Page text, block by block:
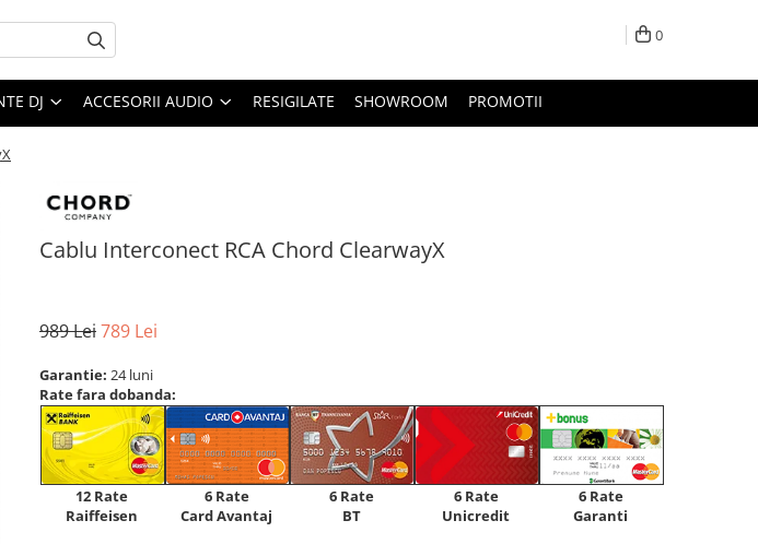
0
DJ ACCESORII AUDIO RESIGILATE SHOWROOM PROMOTII
Cablu Interconect RCA Chord ClearwayX
989 Lei789 Lei
Garantie: 24 luni
Rate fara dobanda:
12 Rate
Raiffeisen
6 Rate
Card Avantaj
6 Rate
BT
6 Rate
Unicredit
6 Rate
Garanti